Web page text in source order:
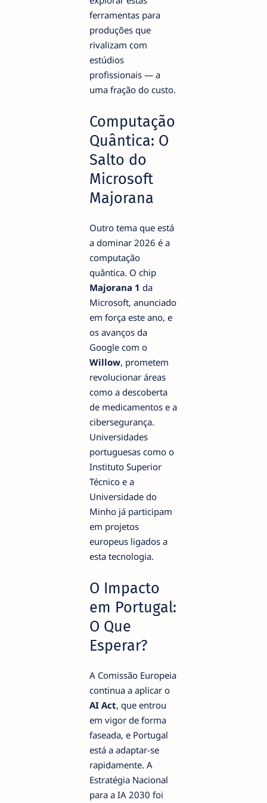
ferramentas para
produções que
rivalizam com
estúdios
profissionais — a
uma fração do custo.
Computação
Quântica: O
Salto do
Microsoft
Majorana
Outro tema que está
a dominar 2026 é a
computação
quântica. O chip
Majorana 1 da
Microsoft, anunciado
em força este ano, e
os avanços da
Google com o
Willow, prometem
revolucionar áreas
como a descoberta
de medicamentos e a
cibersegurança.
Universidades
portuguesas como o
Instituto Superior
Técnico e a
Universidade do
Minho já participam
em projetos
europeus ligados a
esta tecnologia.
O Impacto
em Portugal:
O Que
Esperar?
A Comissão Europeia
continua a aplicar o
AI Act, que entrou
em vigor de forma
faseada, e Portugal
está a adaptar-se
rapidamente. A
Estratégia Nacional
para a IA 2030 foi